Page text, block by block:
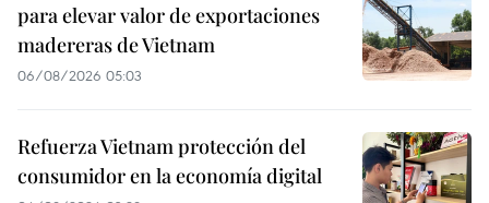
para elevar valor de exportaciones
madereras de Vietnam
06/08/2026 05:03
Refuerza Vietnam protección del
consumidor en la economía digital